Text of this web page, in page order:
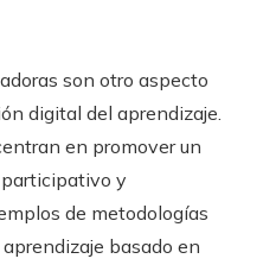
son otro aspecto
digital del aprendizaje.
en promover un
y
de metodologías
basado en